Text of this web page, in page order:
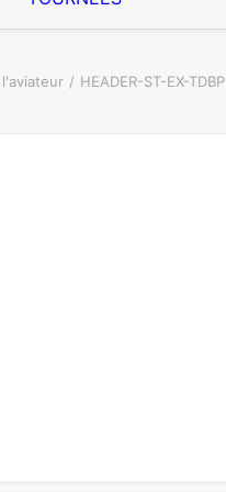
HEADER-ST-EX-TDBP